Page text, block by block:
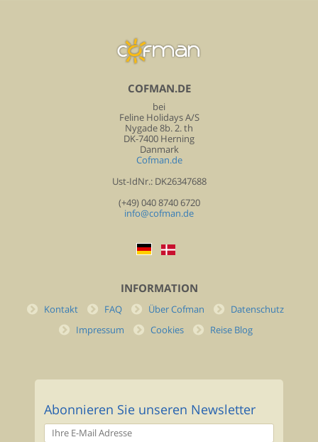
COFMAN.DE
bei
Feline Holidays A/S
Nygade 8b. 2. th
DK-7400 Herning
Danmark
Cofman.de
Ust-IdNr.: DK26347688
(+49) 040 8740 6720
info@cofman.de
INFORMATION
Kontakt FAQ Über Cofman
Datenschutz
Impressum
Cookies Reise Blog
Abonnieren Sie unseren Newsletter